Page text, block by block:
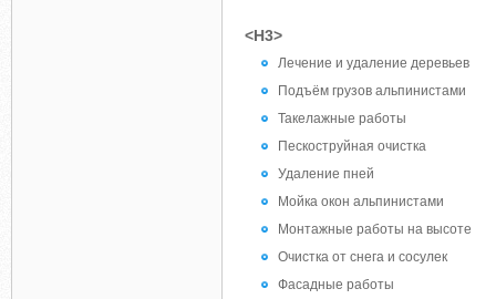
<H3>
Лечение и удаление деревьев
Подъём грузов альпинистами
Такелажные работы
Пескоструйная очистка
Удаление пней
Мойка окон альпинистами
Монтажные работы на высоте
Очистка от снега и сосулек
Фасадные работы